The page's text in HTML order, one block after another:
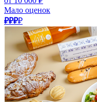
Мало оценок
₽₽₽₽